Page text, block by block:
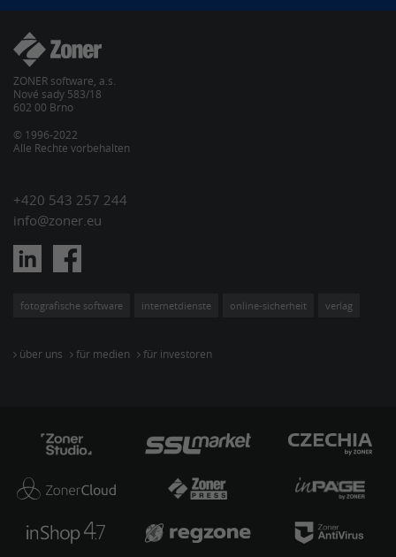
ZONER software, a.s.
Nové sady 583/18
602 00 Brno
© 1996-2022
Alle Rechte vorbehalten
+420 543 257 244
info@zoner.eu
fotografische software internetdienste online-sicherheit verlag
über uns für medien für investoren